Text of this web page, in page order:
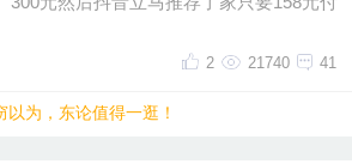
41
21740
2
以为，东论值得一逛！